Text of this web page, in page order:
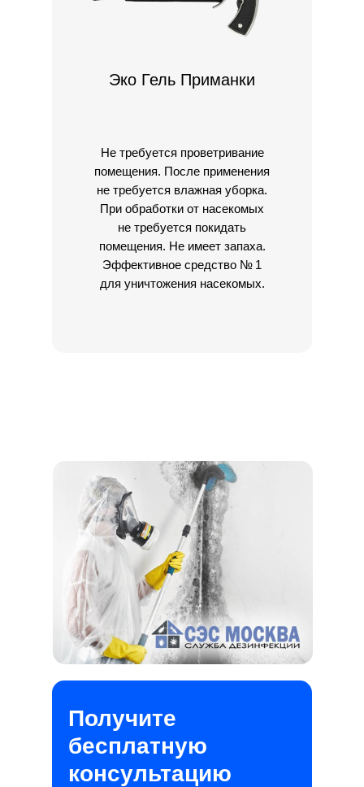
Эко Гель Приманки
Не требуется проветривание
помещения. После применения
не требуется влажная уборка.
При обработки от насекомых
не требуется покидать
помещения. Не имеет запаха.
Эффективное средство № 1
для уничтожения насекомых.
Получите
бесплатную
консультацию